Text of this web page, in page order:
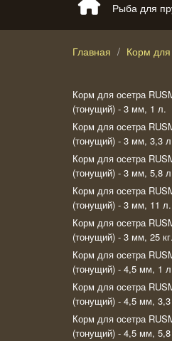
Рыба для
Главная Корм
Корм для осетра
(тонущий) - 3 мм, 1 л.
Корм для осетра
(тонущий) - 3 мм, 3,3
Корм для осетра
(тонущий) - 3 мм, 5,8
Корм для осетра
(тонущий) - 3 мм, 11 л.
Корм для осетра
(тонущий) - 3 мм, 25 кг.
Корм для осетра
(тонущий) - 4,5 мм, 1
Корм для осетра
(тонущий) - 4,5 мм,
Корм для осетра
(тонущий) - 4,5 мм,